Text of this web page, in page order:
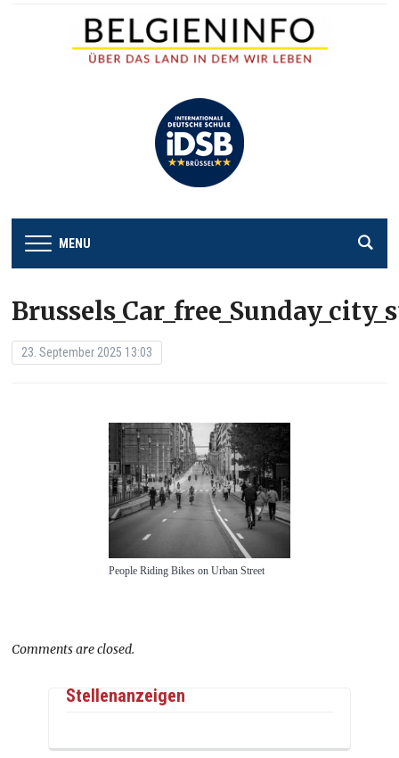
MENU
23. September 2025 13:03
People Riding Bikes on Urban Street
Comments are closed.
Stellenanzeigen